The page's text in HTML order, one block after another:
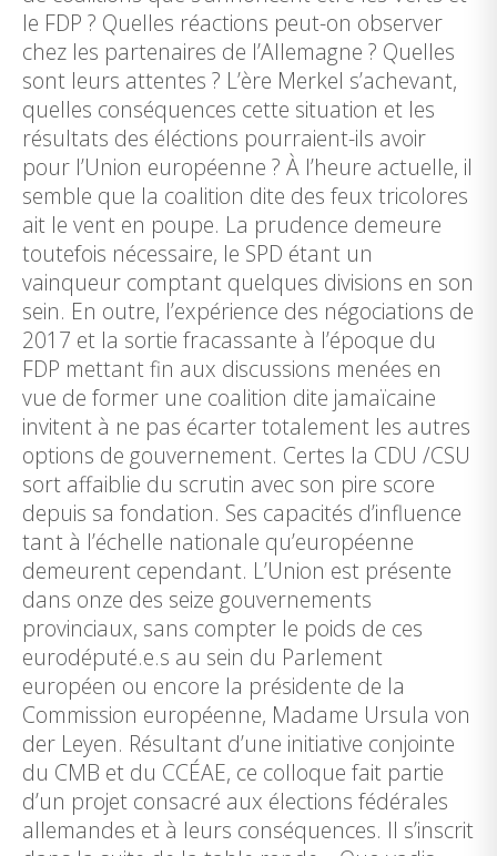
le FDP ? Quelles réactions peut-on observer
chez les partenaires de l’Allemagne ? Quelles
sont leurs attentes ? L’ère Merkel s’achevant,
quelles conséquences cette situation et les
résultats des éléctions pourraient-ils avoir
pour l’Union européenne ? À l’heure actuelle, il
semble que la coalition dite des feux tricolores
ait le vent en poupe. La prudence demeure
toutefois nécessaire, le SPD étant un
vainqueur comptant quelques divisions en son
sein. En outre, l’expérience des négociations de
2017 et la sortie fracassante à l’époque du
FDP mettant fin aux discussions menées en
vue de former une coalition dite jamaïcaine
invitent à ne pas écarter totalement les autres
options de gouvernement. Certes la CDU /CSU
sort affaiblie du scrutin avec son pire score
depuis sa fondation. Ses capacités d’influence
tant à l’échelle nationale qu’européenne
demeurent cependant. L’Union est présente
dans onze des seize gouvernements
provinciaux, sans compter le poids de ces
eurodéputé.e.s au sein du Parlement
européen ou encore la présidente de la
Commission européenne, Madame Ursula von
der Leyen. Résultant d’une initiative conjointe
du CMB et du CCÉAE, ce colloque fait partie
d’un projet consacré aux élections fédérales
allemandes et à leurs conséquences. Il s’inscrit